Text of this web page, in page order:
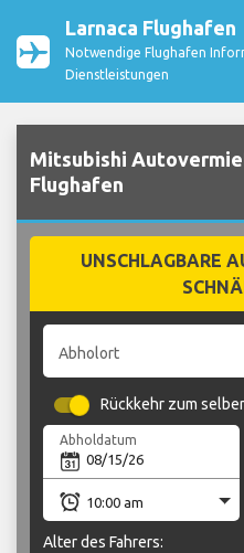
Larnaca Flughafen
Notwendige Flughafen
Dienstleistungen
Mitsubishi
Flughafen
UNSCHLAGBARE
Abholort
Rückkehr zum
Abholdatum
Alter des Fahrers: